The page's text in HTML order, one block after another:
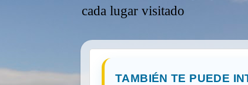
cada lugar visitado
TAMBIÉN TE PUEDE